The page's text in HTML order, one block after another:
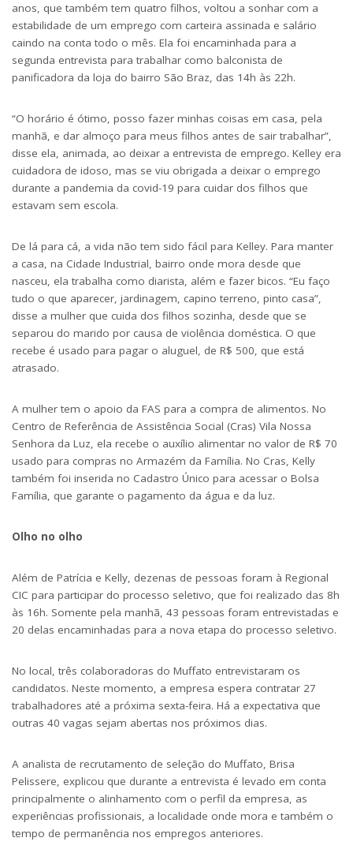
anos, que também tem quatro filhos, voltou a sonhar com a
estabilidade de um emprego com carteira assinada e salário
caindo na conta todo o mês. Ela foi encaminhada para a
segunda entrevista para trabalhar como balconista de
panificadora da loja do bairro São Braz, das 14h às 22h.
“O horário é ótimo, posso fazer minhas coisas em casa, pela
manhã, e dar almoço para meus filhos antes de sair trabalhar”,
disse ela, animada, ao deixar a entrevista de emprego. Kelley era
cuidadora de idoso, mas se viu obrigada a deixar o emprego
durante a pandemia da covid-19 para cuidar dos filhos que
estavam sem escola.
De lá para cá, a vida não tem sido fácil para Kelley. Para manter
a casa, na Cidade Industrial, bairro onde mora desde que
nasceu, ela trabalha como diarista, além e fazer bicos. “Eu faço
tudo o que aparecer, jardinagem, capino terreno, pinto casa”,
disse a mulher que cuida dos filhos sozinha, desde que se
separou do marido por causa de violência doméstica. O que
recebe é usado para pagar o aluguel, de R$ 500, que está
atrasado.
A mulher tem o apoio da FAS para a compra de alimentos. No
Centro de Referência de Assistência Social (Cras) Vila Nossa
Senhora da Luz, ela recebe o auxílio alimentar no valor de R$ 70
usado para compras no Armazém da Família. No Cras, Kelly
também foi inserida no Cadastro Único para acessar o Bolsa
Família, que garante o pagamento da água e da luz.
Olho no olho
Além de Patrícia e Kelly, dezenas de pessoas foram à Regional
CIC para participar do processo seletivo, que foi realizado das 8h
às 16h. Somente pela manhã, 43 pessoas foram entrevistadas e
20 delas encaminhadas para a nova etapa do processo seletivo.
No local, três colaboradoras do Muffato entrevistaram os
candidatos. Neste momento, a empresa espera contratar 27
trabalhadores até a próxima sexta-feira. Há a expectativa que
outras 40 vagas sejam abertas nos próximos dias.
A analista de recrutamento de seleção do Muffato, Brisa
Pelissere, explicou que durante a entrevista é levado em conta
principalmente o alinhamento com o perfil da empresa, as
experiências profissionais, a localidade onde mora e também o
tempo de permanência nos empregos anteriores.